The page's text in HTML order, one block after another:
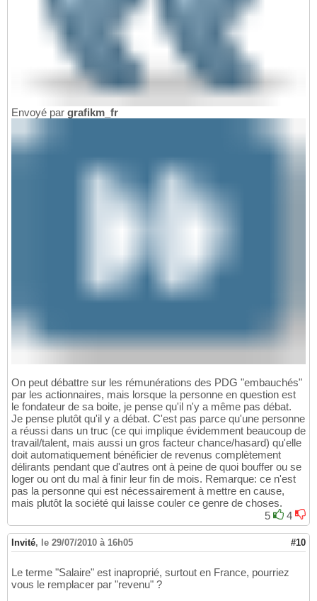
Envoyé par grafikm_fr
On peut débattre sur les rémunérations des PDG "embauchés"
par les actionnaires, mais lorsque la personne en question est
le fondateur de sa boite, je pense qu'il n'y a même pas débat.
Je pense plutôt qu'il y a débat. C'est pas parce qu'une personne
a réussi dans un truc (ce qui implique évidemment beaucoup de
travail/talent, mais aussi un gros facteur chance/hasard) qu'elle
doit automatiquement bénéficier de revenus complètement
délirants pendant que d'autres ont à peine de quoi bouffer ou se
loger ou ont du mal à finir leur fin de mois. Remarque: ce n'est
pas la personne qui est nécessairement à mettre en cause,
mais plutôt la société qui laisse couler ce genre de choses.
5
4
Invité, le 29/07/2010 à 16h05 #10
Le terme "Salaire" est inaproprié, surtout en France, pourriez
vous le remplacer par "revenu" ?